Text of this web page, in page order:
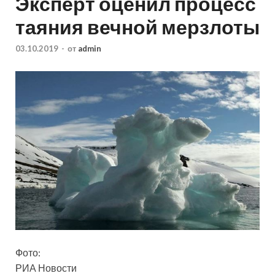
таяния вечной мерзлоты
03.10.2019 - от admin
Фото:
РИА Новости